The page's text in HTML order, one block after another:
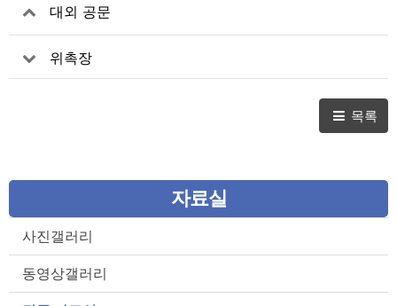
대외 공문
위촉장
목록
자료실
사진갤러리
동영상갤러리